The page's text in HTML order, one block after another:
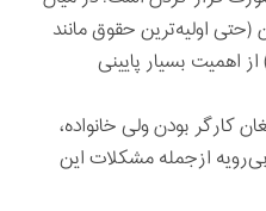
اولیه‌ترین حقوق مانند
اهمیت بسیار پایینی
کارگر بودن ولی خانواده،
ازجمله مشکلات این